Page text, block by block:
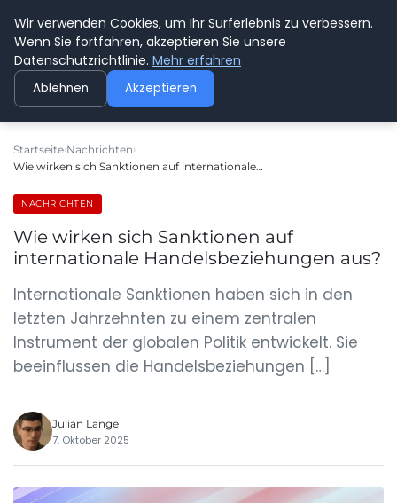
GEDANKENSCHREI
Startseite Nachrichten
Wie wirken sich Sanktionen auf internationale…
NACHRICHTEN
Wie wirken sich Sanktionen auf
internationale Handelsbeziehungen aus?
Internationale Sanktionen haben sich in den
letzten Jahrzehnten zu einem zentralen
Instrument der globalen Politik entwickelt. Sie
beeinflussen die Handelsbeziehungen […]
Julian Lange
7. Oktober 2025
Wir verwenden Cookies, um Ihr Surferlebnis zu verbessern.
Wenn Sie fortfahren, akzeptieren Sie unsere
Datenschutzrichtlinie. Mehr erfahren
Ablehnen Akzeptieren